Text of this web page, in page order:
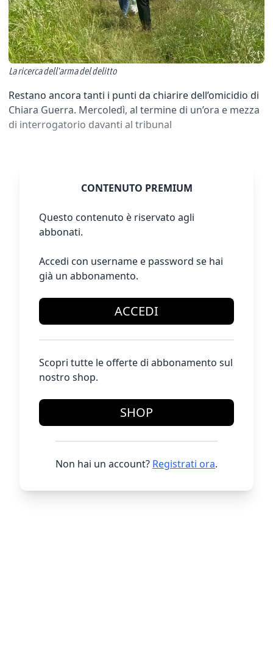
La ricerca dell'arma del delitto
Restano ancora tanti i punti da chiarire dell’omicidio di
Chiara Guerra. Mercoledì, al termine di un’ora e mezza
di interrogatorio davanti al tribunal
CONTENUTO PREMIUM
Questo contenuto è riservato agli
abbonati.
Accedi con username e password se hai
già un abbonamento.
ACCEDI
Scopri tutte le offerte di abbonamento sul
nostro shop.
SHOP
Non hai un account? Registrati ora.